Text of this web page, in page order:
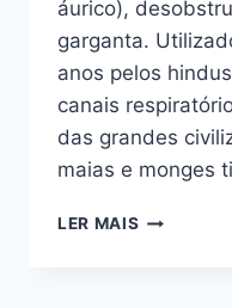
áurico),
garganta.
anos pelos
canais
das grandes
maias e monges
LER MAIS